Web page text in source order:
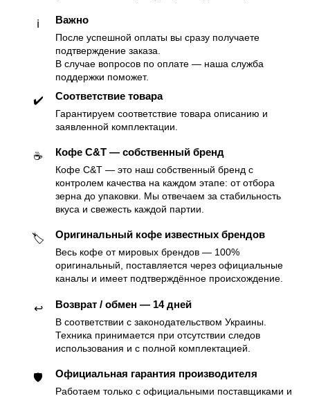
ℹ️ Важно
После успешной оплаты вы сразу получаете
подтверждение заказа.
В случае вопросов по оплате — наша служба
поддержки поможет.
✔️ Соответствие товара
Гарантируем соответствие товара описанию и
заявленной комплектации.
☕️ Кофе C&T — собственный бренд
Кофе C&T — это наш собственный бренд с
контролем качества на каждом этапе: от отбора
зерна до упаковки. Мы отвечаем за стабильность
вкуса и свежесть каждой партии.
🏷 Оригинальный кофе известных брендов
Весь кофе от мировых брендов — 100%
оригинальный, поставляется через официальные
каналы и имеет подтверждённое происхождение.
↩️ Возврат / обмен — 14 дней
В соответствии с законодательством Украины.
Техника принимается при отсутствии следов
использования и с полной комплектацией.
🛡 Официальная гарантия производителя
Работаем только с официальными поставщиками и